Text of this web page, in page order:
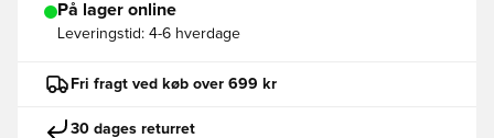
På lager online
Leveringstid: 4-6 hverdage
Fri fragt ved køb over 699 kr
30 dages returret